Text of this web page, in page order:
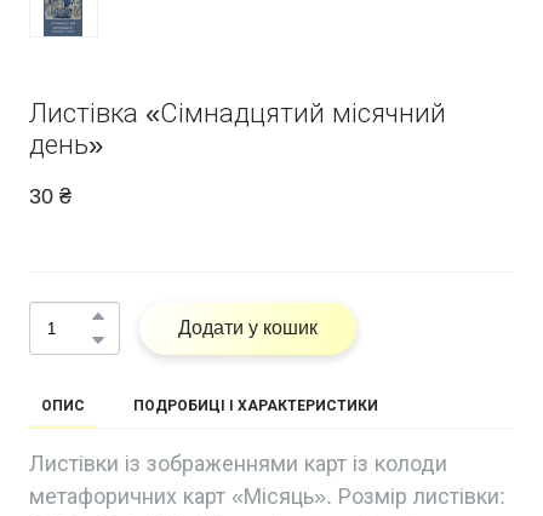
Листівка «Сімнадцятий місячний
день»
30 ₴
Додати у кошик
ОПИС ПОДРОБИЦІ І ХАРАКТЕРИСТИКИ
Листівки із зображеннями карт із колоди
метафоричних карт «Місяць». Розмір листівки: